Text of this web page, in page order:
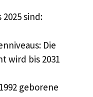
sind:
Die
wird bis 2031
geborene